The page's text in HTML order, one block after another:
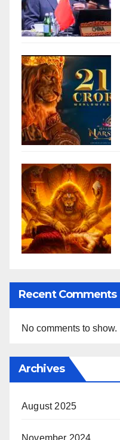
Recent Comments
No comments to show.
Archives
August 2025
November 2024